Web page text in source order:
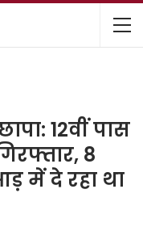
12वीं पास
8
में दे रहा था